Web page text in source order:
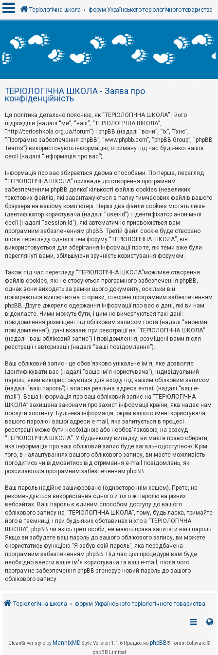
х
і
Р
е
с
т
р
а
ц
і
я
Т
е
м
и
б
е
з
в
і
д
о
і
д
е
й
А
т
и
в
е
м
и
П
о
ш
у
Д
о
м
о
г
Теріологічна школа форум Українського теріологічного товариства
ТЕРІОЛОГІЧНА ШКОЛА - Заява про
конфіденційність
Ця політика детально пояснює, як “ТЕРІОЛОГІЧНА ШКОЛА” і його
підрозділи (надалі “ми”, “наш”, “ТЕРІОЛОГІЧНА ШКОЛА”,
“http://terioshkola.org.ua/forum”) і phpBB (надалі “вони”, “їх”, “їхнє”,
“Програмне забезпечення phpBB”, “www.phpbb.com”, “phpBB Group”, “phpBB
Teams”) використовують інформацію, отриману під час будь-якої вашої
сесії (надалі “інформація про вас”).
Інформація про вас збирається двома способами. По перше, перегляд
“ТЕРІОЛОГІЧНА ШКОЛА” призведе до створення програмним
забезпеченням phpBB деякої кількості файлів cookies (невеликих
текстових файлів, які завантажуються в папку тимчасових файлів вашого
браузера на вашому комп'ютері. Перші два файли cookies містять лише
ідентифікатор користувача (надалі “user-id”) і ідентифікатор анонімної
сесії (надалі “session-id”), які автоматично присвоюються вам
програмним забезпеченням phpBB. Третій файл cookie буде створено
після перегляду однієї з тем форуму “ТЕРІОЛОГІЧНА ШКОЛА”, він
використовується для зберігання інформації про те, які теми вже були
переглянуті вами, збільшуючи зручність користування форумом.
Також під час перегляду “ТЕРІОЛОГІЧНА ШКОЛА”можливе створення
файлів cookies, які не стосуються програмного забезпечення phpBB,
однак вони виходять за рамки цього документу, оскільки він
поширюється виключно на сторінки, створені програмним забезпеченням
phpBB. Друге джерело одержання інформації про вас є дані, які ви нам
відсилаєте. Ними можуть бути, і цим не вичерпуються такі дані:
повідомлення розміщені під обліковим записом гостя (надалі “анонімні
повідомлення”), дані вказані при реєстрації на “ТЕРІОЛОГІЧНА ШКОЛА”
(надалі “ваш обліковий запис”) і повідомлення, розміщені вами після
реєстрації і авторизації (надалі “ваші повідомлення”).
Ваш обліковий запис - це обов'язково унікальне ім'я, яке дозволяє
ідентифікувати вас (надалі “ваше ім'я користувача”), індивідуальний
пароль, який використовується для входу під вашим обліковим записом
(надалі “ваш пароль”) і власна реальна адреса e-mail (надалі “ваш e-
mail”). Ваша інформація про ваш обліковий запис на “ТЕРІОЛОГІЧНА
ШКОЛА” захищена законами про захист інформації країни, яка надає нам
послуги хостингу. Будь-яка інформація, окрім вашого імені користувача,
вашого паролю і вашої адреси e-mail, яка запитується в процесі
реєстрації може бути необхідною або необов'язковою, на розсуд
“ТЕРІОЛОГІЧНА ШКОЛА”. У будь-якому випадку, ви маєте право обирати,
яка інформація про ваш обліковий запис буде загальнодоступною. Крім
того, в налаштуваннях вашого облікового запису, ви маєте можливість
погодитись чи відмовитись від отримання e-mail повідомлень, які
розсилаються програмним забезпеченням phpBB.
Ваш пароль надійно зашифровано (одностороннім хешем). Проте, не
рекомендується використання одного й того ж паролю на різних
вебсайтах. Ваш пароль є єдиним способом доступу до вашого
облікового запису на “ТЕРІОЛОГІЧНА ШКОЛА”, тому, будь ласка, тримайте
його в таємниці, і при будь-яких обставинах ніхто з “ТЕРІОЛОГІЧНА
ШКОЛА”, phpBB чи якісь треті особи, не мають права запитати ваш пароль.
Якщо ви забудете ваш пароль до вашого облікового запису, ви можете
скористатись функцією “Я забув свій пароль”, яка передбачена
програмним забезпеченням phpBB. Під час цієї процедури вам буде
необхідно ввести ваше ім'я користувача та ваш e-mail, після чого
програмне забезпечення phpBB згенерує новий пароль до вашого
облікового запису.
Теріологічна школа форум Українського теріологічного товариства
CleanSilver style by MannixMD Style Version 1.1.6 Працює на phpBB® Forum Software ©
phpBB Limited